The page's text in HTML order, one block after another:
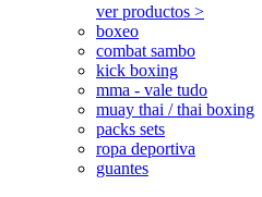
ver productos >
boxeo
combat sambo
kick boxing
mma - vale tudo
muay thai / thai boxing
packs sets
ropa deportiva
guantes